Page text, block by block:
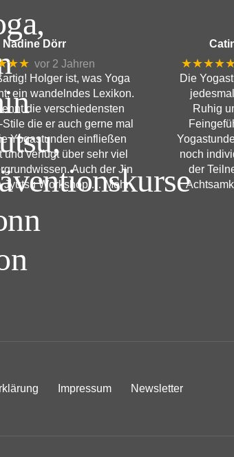
Nadine Dörr
vor 2 Jahren
Holger ist, was Yoga
ein wandelndes Lexikon.
die verschiedensten
Stile die er auch gerne mal
Yogastunden einfließen
und verfügt über sehr viel
Auch der Jin
Jyutsu Workshop … Mehr
Die
Ruhig
noch
der
Impressum Newsletter